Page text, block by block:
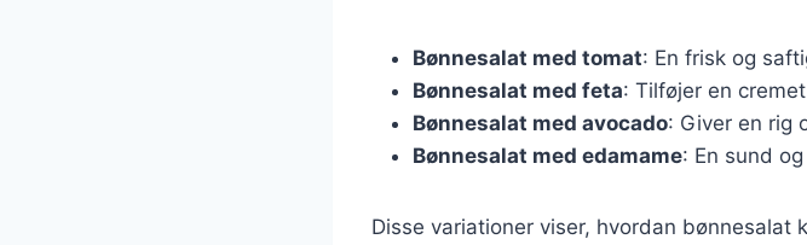
Bønnesalat med tomat: En frisk og
Bønnesalat med feta: Tilføjer en
Bønnesalat med avocado: Giver en rig
Bønnesalat med edamame: En sund
Disse variationer viser, hvordan